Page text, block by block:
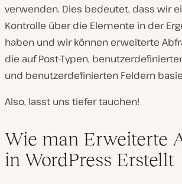
verwenden. Dies bedeutet, dass wir
Kontrolle über die Elemente in der
haben und wir können erweiterte
die auf Post-Typen,
und benutzerdefinierten Feldern
Also, lasst uns tiefer tauchen!
Wie man Erweiterte
in WordPress Erstellt